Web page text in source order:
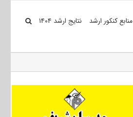
منابع کنکور ارشد نتایج ارشد ۱۴۰۴